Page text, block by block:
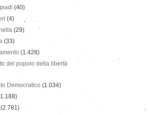
(40)
(4)
(29)
(33)
(1.428)
del popolo della libertà
Democratico (1.034)
(2.781)